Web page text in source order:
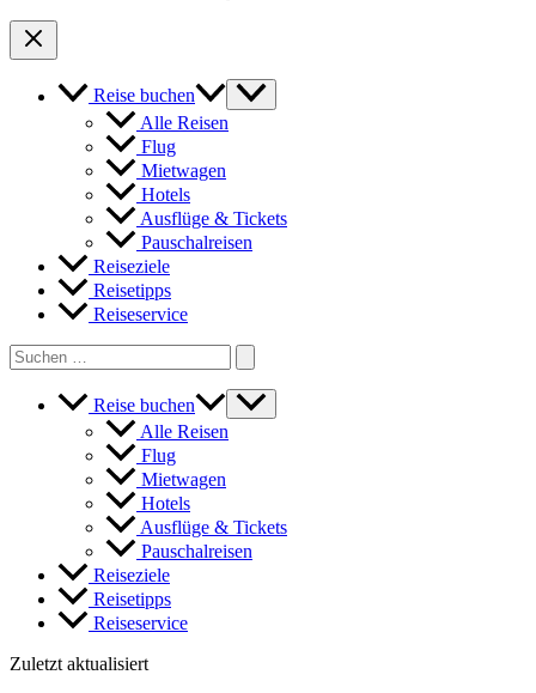
Reise buchen
Alle Reisen
Flug
Mietwagen
Hotels
Ausflüge & Tickets
Pauschalreisen
Reiseziele
Reisetipps
Reiseservice
Search
for:
Reise buchen
Alle Reisen
Flug
Mietwagen
Hotels
Ausflüge & Tickets
Pauschalreisen
Reiseziele
Reisetipps
Reiseservice
Zuletzt aktualisiert